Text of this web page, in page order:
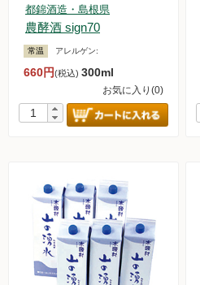
都錦酒造・島根県
農酵酒 sign70
常温 アレルゲン:
660円(税込) 300ml
お気に入り(0)